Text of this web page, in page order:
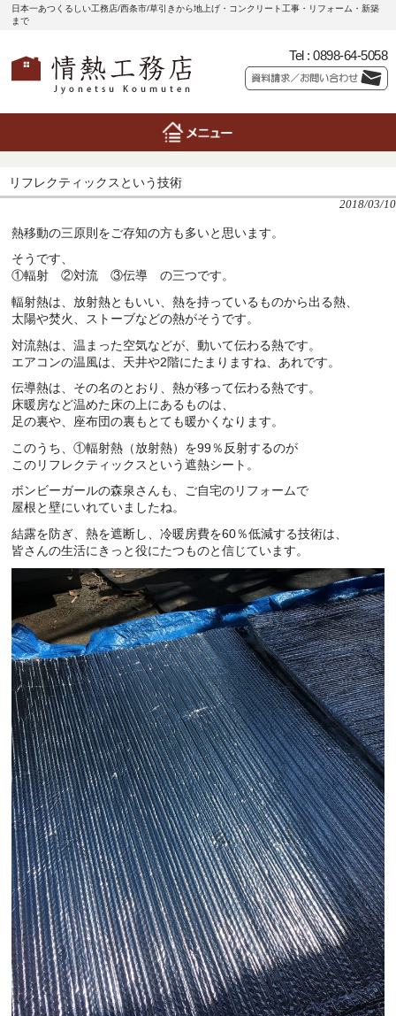
日本一あつくるしい工務店/西条市/草引きから地上げ・コンクリート工事・リフォーム・新築
まで
Tel : 0898-64-5058
リフレクティックスという技術
2018/03/10
熱移動の三原則をご存知の方も多いと思います。
そうです、
①輻射 ②対流 ③伝導 の三つです。
輻射熱は、放射熱ともいい、熱を持っているものから出る熱、
太陽や焚火、ストーブなどの熱がそうです。
対流熱は、温まった空気などが、動いて伝わる熱です。
エアコンの温風は、天井や2階にたまりますね、あれです。
伝導熱は、その名のとおり、熱が移って伝わる熱です。
床暖房など温めた床の上にあるものは、
足の裏や、座布団の裏もとても暖かくなります。
このうち、①輻射熱（放射熱）を99％反射するのが
このリフレクティックスという遮熱シート。
ボンビーガールの森泉さんも、ご自宅のリフォームで
屋根と壁にいれていましたね。
結露を防ぎ、熱を遮断し、冷暖房費を60％低減する技術は、
皆さんの生活にきっと役にたつものと信じています。